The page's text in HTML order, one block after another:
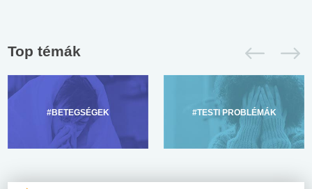
Top témák
#BETEGSÉGEK #TESTI PROBLÉMÁK